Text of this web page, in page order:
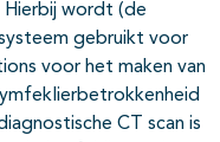
Hierbij wordt (de
gebruikt voor
voor het maken van
CT scan is